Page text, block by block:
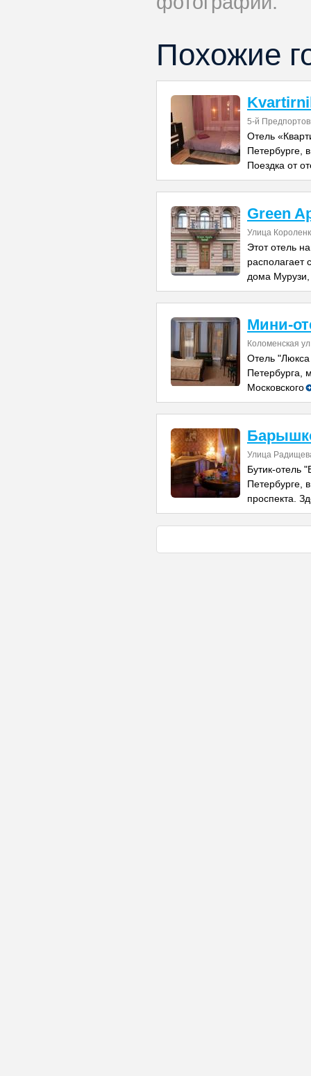
Похожие
5-й
Отель
Петербурге,
Поездка от
Green
Улица
Этот отель
дома Мурузи,
Мини-
Коломенская
Отель "Люкса
Петербурга,
Московского
Улица
Бутик-отель
Петербурге,
проспекта.